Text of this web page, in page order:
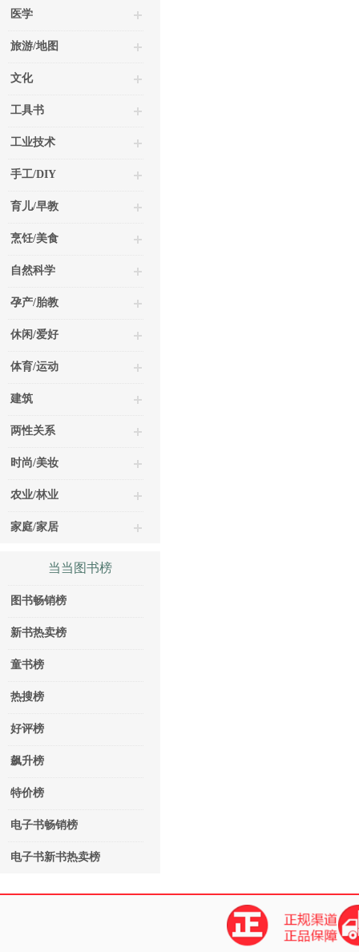
医学
旅游/地图
文化
工具书
工业技术
手工/DIY
育儿/早教
烹饪/美食
自然科学
孕产/胎教
休闲/爱好
体育/运动
建筑
两性关系
时尚/美妆
农业/林业
家庭/家居
当当图书榜
图书畅销榜
新书热卖榜
童书榜
热搜榜
好评榜
飙升榜
特价榜
电子书畅销榜
电子书新书热卖榜